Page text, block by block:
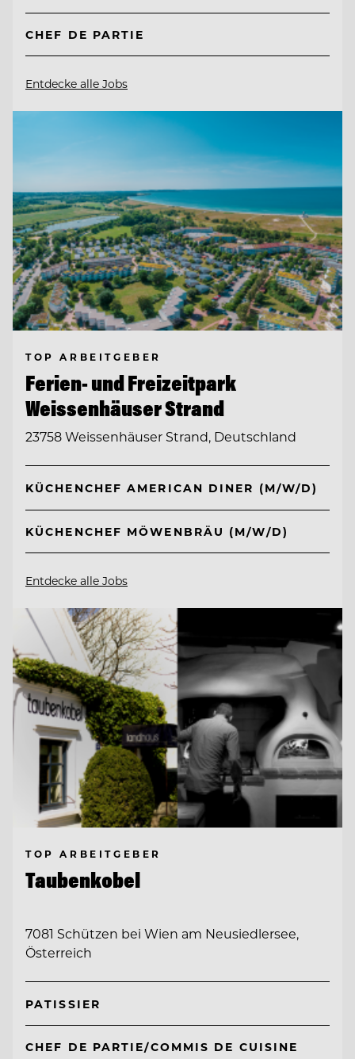
CHEF DE PARTIE
Entdecke alle Jobs
TOP ARBEITGEBER
Ferien- und Freizeitpark
Weissenhäuser Strand
23758 Weissenhäuser Strand, Deutschland
KÜCHENCHEF AMERICAN DINER (M/W/D)
KÜCHENCHEF MÖWENBRÄU (M/W/D)
Entdecke alle Jobs
TOP ARBEITGEBER
Taubenkobel
7081 Schützen bei Wien am Neusiedlersee,
Österreich
PATISSIER
CHEF DE PARTIE/COMMIS DE CUISINE